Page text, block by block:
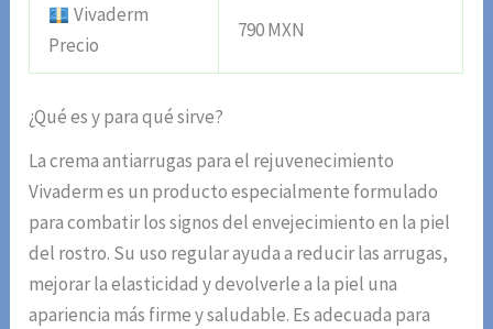
Vivaderm
Precio
790 MXN
¿Qué es y para qué sirve?
La crema antiarrugas para el rejuvenecimiento
Vivaderm es un producto especialmente formulado
para combatir los signos del envejecimiento en la piel
del rostro. Su uso regular ayuda a reducir las arrugas,
mejorar la elasticidad y devolverle a la piel una
apariencia más firme y saludable. Es adecuada para